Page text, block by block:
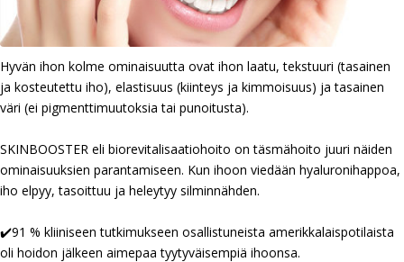
Hyvän ihon kolme ominaisuutta ovat ihon laatu, tekstuuri (tasainen
ja kosteutettu iho), elastisuus (kiinteys ja kimmoisuus) ja tasainen
väri (ei pigmenttimuutoksia tai punoitusta).
SKINBOOSTER eli biorevitalisaatiohoito on täsmähoito juuri näiden
ominaisuuksien parantamiseen. Kun ihoon viedään hyaluronihappoa,
iho elpyy, tasoittuu ja heleytyy silminnähden.
✔️91 % kliiniseen tutkimukseen osallistuneista amerikkalaispotilaista
oli hoidon jälkeen aimepaa tyytyväisempiä ihoonsa.